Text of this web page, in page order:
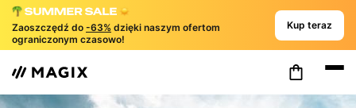
Zaoszczędź do -63% dzięki naszym ofertom
ograniczonym czasowo!
Kup teraz